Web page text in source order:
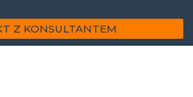
Z KONSULTANTEM